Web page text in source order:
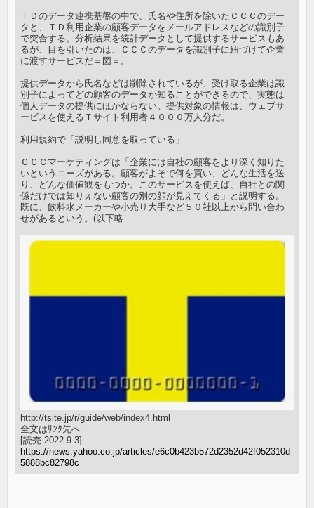
ＴＤのデータ連携基盤の中で、氏名や住所を除いたＣＣＣのデー
タと、ＴＤ利用企業の顧客データをメールアドレスなどの識別子
で突合する。分析結果を統計データとして提供するサービスもあ
るが、目を引いたのは、ＣＣＣのデータを識別子に紐づけて企業
に渡すサービスだ＝図＝。
提供データから氏名などは削除されているが、受け取る企業は識
別子によってどの顧客のデータか知ることができるので、実態は
個人データの提供にほかならない。提供対象の情報は、ウェブサ
ービスを使えるＴサイト利用者４０００万人分だ。
利用規約で「説明し同意を取っている」
ＣＣＣマーケティングは「企業には自社の顧客をより深く知りた
いというニーズがある。顧客がよそで何を買い、どんな生活を送
り、どんな価値観をもつか。このサービスを使えば、自社との関
係だけでは知りえない顧客の別の顔が見えてくる」と説明する。
既に、飲料水メーカーや小売り大手など５０社以上から問い合わ
せがあるという。(以下略
http://tsite.jp/r/guide/web/index4.html
全文はﾘﾝｸ先へ
[読売 2022.9.3]
https://news.yahoo.co.jp/articles/e6c0b423b572d2352d42f052310d
5888bc82798c